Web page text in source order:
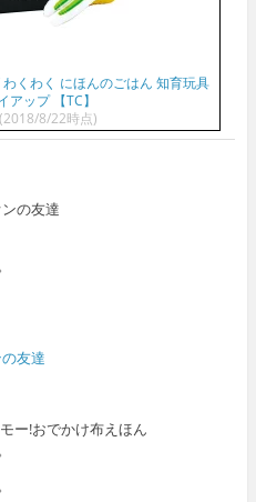
くわく にほんのごはん 知育玩具
ップ 【TC】
(2018/8/22時点)
の友達
友達
ー!おでかけ布えほん